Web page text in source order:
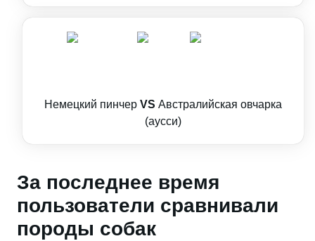
Немецкий пинчер VS Австралийская овчарка
(аусси)
За последнее время
пользователи сравнивали
породы собак